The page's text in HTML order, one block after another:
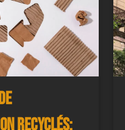
Recyclés: